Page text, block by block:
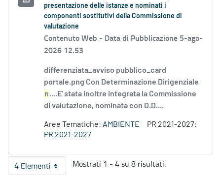
presentazione delle istanze e nominati i
componenti sostitutivi della Commissione di
valutazione
Contenuto Web - Data di Pubblicazione 5-ago-
2026 12.53
differenziata_avviso pubblico_card
portale.png Con Determinazione Dirigenziale
n....E' stata inoltre integrata la Commissione
di valutazione, nominata con D.D....
Aree Tematiche: AMBIENTE
PR 2021-2027:
PR 2021-2027
4 ElementiPer pagina
Mostrati 1 - 4 su 8 risultati.